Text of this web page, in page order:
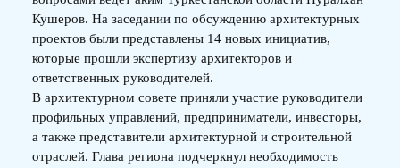
Кушеров. На заседании по обсуждению архитектурных
проектов были представлены 14 новых инициатив,
которые прошли экспертизу архитекторов и
ответственных руководителей.
В архитектурном совете приняли участие руководители
профильных управлений, предприниматели, инвесторы,
а также представители архитектурной и строительной
отраслей. Глава региона подчеркнул необходимость